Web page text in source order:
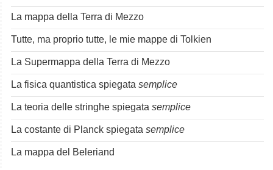
La mappa della Terra di Mezzo
Tutte, ma proprio tutte, le mie mappe di Tolkien
La Supermappa della Terra di Mezzo
La fisica quantistica spiegata semplice
La teoria delle stringhe spiegata semplice
La costante di Planck spiegata semplice
La mappa del Beleriand